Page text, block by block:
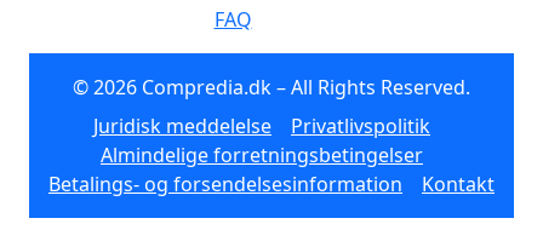
FAQ
© 2026 Compredia.dk – All Rights Reserved.
Juridisk meddelelse
Privatlivspolitik
Almindelige forretningsbetingelser
Betalings- og forsendelsesinformation
Kontakt